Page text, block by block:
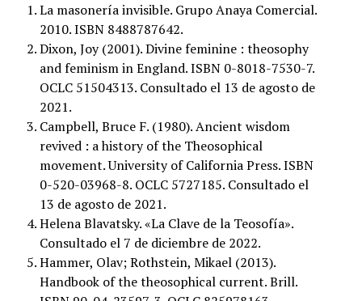
La masonería invisible. Grupo Anaya Comercial.
2010. ISBN 8488787642.
Dixon, Joy (2001). Divine feminine : theosophy
and feminism in England. ISBN 0-8018-7530-7.
OCLC 51504313. Consultado el 13 de agosto de
2021.
Campbell, Bruce F. (1980). Ancient wisdom
revived : a history of the Theosophical
movement. University of California Press. ISBN
0-520-03968-8. OCLC 5727185. Consultado el
13 de agosto de 2021.
Helena Blavatsky. «La Clave de la Teosofía».
Consultado el 7 de diciembre de 2022.
Hammer, Olav; Rothstein, Mikael (2013).
Handbook of the theosophical current. Brill.